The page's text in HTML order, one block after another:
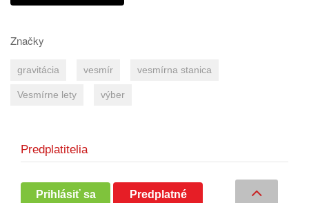
Značky
gravitácia vesmír vesmírna stanica
Vesmírne lety výber
Predplatitelia
Prihlásiť sa Predplatné